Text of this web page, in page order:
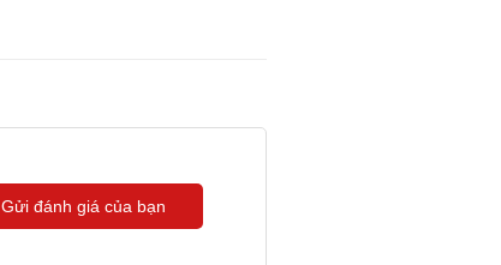
Gửi đánh giá của bạn